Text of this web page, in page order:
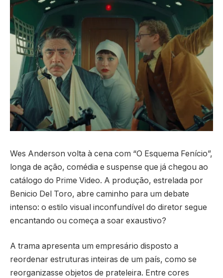
Wes Anderson volta à cena com “O Esquema Fenício”,
longa de ação, comédia e suspense que já chegou ao
catálogo do Prime Video. A produção, estrelada por
Benicio Del Toro, abre caminho para um debate
intenso: o estilo visual inconfundível do diretor segue
encantando ou começa a soar exaustivo?
A trama apresenta um empresário disposto a
reordenar estruturas inteiras de um país, como se
reorganizasse objetos de prateleira. Entre cores